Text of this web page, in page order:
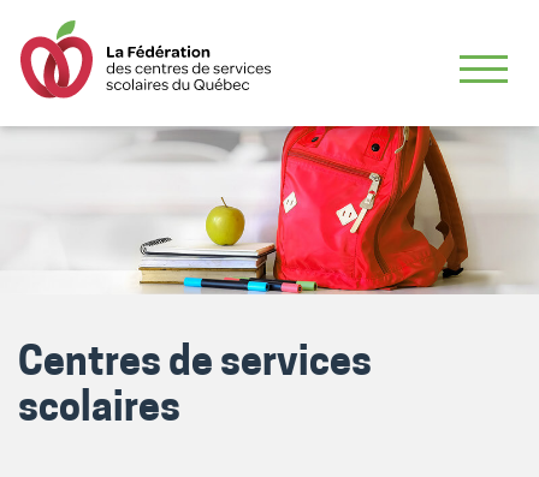
Centres de services
scolaires